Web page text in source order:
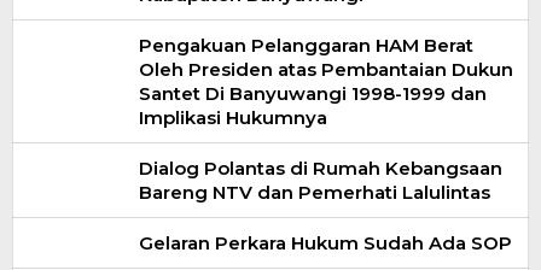
Pengakuan Pelanggaran HAM Berat
Oleh Presiden atas Pembantaian Dukun
Santet Di Banyuwangi 1998-1999 dan
Implikasi Hukumnya
Dialog Polantas di Rumah Kebangsaan
Bareng NTV dan Pemerhati Lalulintas
Gelaran Perkara Hukum Sudah Ada SOP